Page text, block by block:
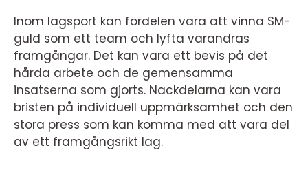
Inom lagsport kan fördelen vara att vinna SM-
guld som ett team och lyfta varandras
framgångar. Det kan vara ett bevis på det
hårda arbete och de gemensamma
insatserna som gjorts. Nackdelarna kan vara
bristen på individuell uppmärksamhet och den
stora press som kan komma med att vara del
av ett framgångsrikt lag.